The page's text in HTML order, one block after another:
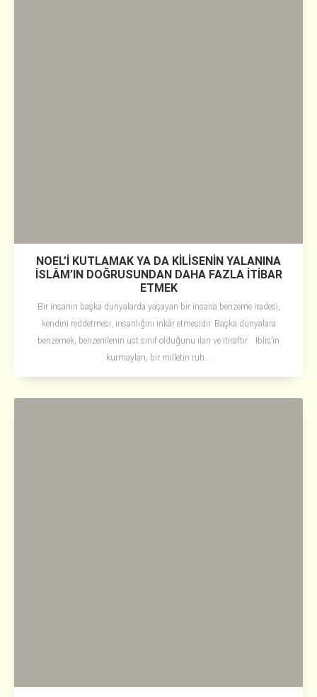
NOEL’İ KUTLAMAK YA DA KİLİSENİN YALANINA
İSLÂM’IN DOĞRUSUNDAN DAHA FAZLA İTİBAR
ETMEK
Bir insanın başka dünyalarda yaşayan bir insana benzeme iradesi,
kendini reddetmesi, insanlığını inkâr etmesidir. Başka dünyalara
benzemek, benzenilenin üst sınıf olduğunu ilan ve itiraftır. İblis’in
kurmayları, bir milletin ruh...